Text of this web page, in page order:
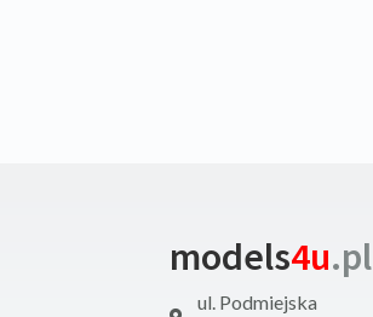
models4u.pl
ul. Podmiejska